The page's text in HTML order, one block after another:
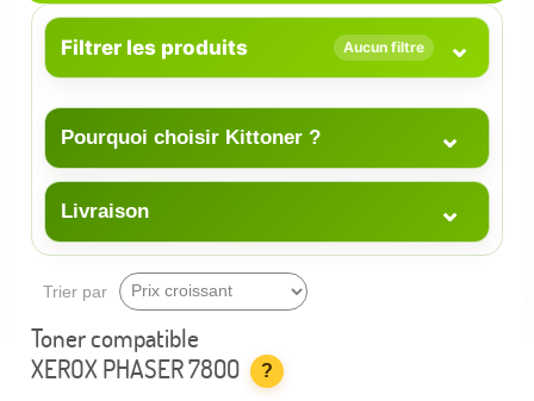
Filtrer les produits Aucun filtre ⌄
Pourquoi choisir Kittoner ? ⌄
Livraison ⌄
Trier par
Toner compatible
XEROX PHASER 7800
?